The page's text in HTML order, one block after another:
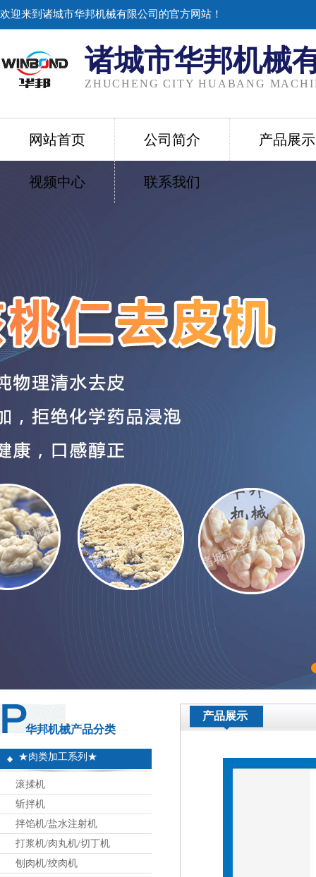
欢迎来到诸城市华邦机械有限公司的官方网站！
诸城市华邦机械
ZHUCHENG CITY HUABANG
网站首页 公司简介 产品展示
视频中心 联系我们
华邦机械产品分类
★肉类加工系列★
滚揉机
斩拌机
拌馅机/盐水注射机
打浆机/肉丸机/切丁机
刨肉机/绞肉机
产品展示